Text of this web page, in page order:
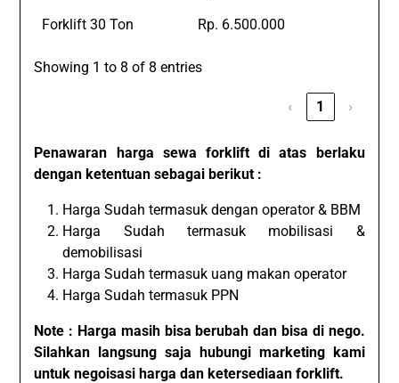
Forklift 30 Ton Rp. 6.500.000
Showing 1 to 8 of 8 entries
‹ 1 ›
Penawaran harga sewa forklift di atas berlaku
dengan ketentuan sebagai berikut :
Harga Sudah termasuk dengan operator & BBM
Harga Sudah termasuk mobilisasi &
demobilisasi
Harga Sudah termasuk uang makan operator
Harga Sudah termasuk PPN
Note : Harga masih bisa berubah dan bisa di nego.
Silahkan langsung saja hubungi marketing kami
untuk negoisasi harga dan ketersediaan forklift.